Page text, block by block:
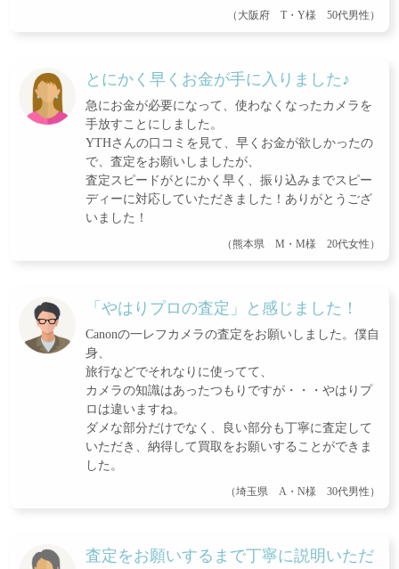
（大阪府 T・Y様 50代男性）
とにかく早くお金が手に入りました♪
急にお金が必要になって、使わなくなったカメラを
手放すことにしました。
YTHさんの口コミを見て、早くお金が欲しかったの
で、査定をお願いしましたが、
査定スピードがとにかく早く、振り込みまでスピー
ディーに対応していただきました！ありがとうござ
いました！
（熊本県 M・M様 20代女性）
「やはりプロの査定」と感じました！
Canonの一レフカメラの査定をお願いしました。僕自
身、
旅行などでそれなりに使ってて、
カメラの知識はあったつもりですが・・・やはりプ
ロは違いますね。
ダメな部分だけでなく、良い部分も丁寧に査定して
いただき、納得して買取をお願いすることができま
した。
（埼玉県 A・N様 30代男性）
査定をお願いするまで丁寧に説明いただ